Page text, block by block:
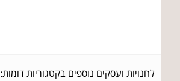
לחנויות ועסקים נוספים בקטגוריות דומות: